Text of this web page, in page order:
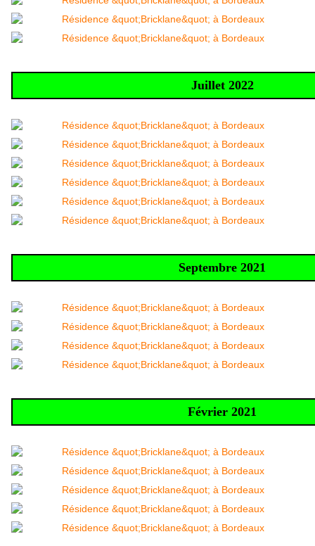
Juillet 2022
Septembre 2021
Février 2021